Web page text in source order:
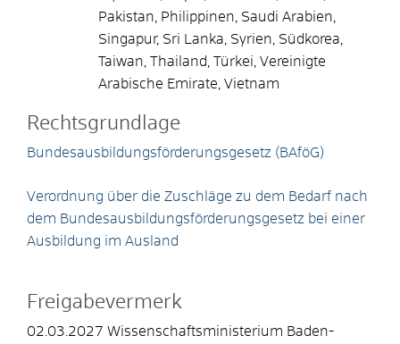
Pakistan, Philippinen, Saudi Arabien,
Singapur, Sri Lanka, Syrien, Südkorea,
Taiwan, Thailand, Türkei, Vereinigte
Arabische Emirate, Vietnam
Rechtsgrundlage
Bundesausbildungsförderungsgesetz (BAföG)
Verordnung über die Zuschläge zu dem Bedarf nach
dem Bundesausbildungsförderungsgesetz bei einer
Ausbildung im Ausland
Freigabevermerk
02.03.2027 Wissenschaftsministerium Baden-